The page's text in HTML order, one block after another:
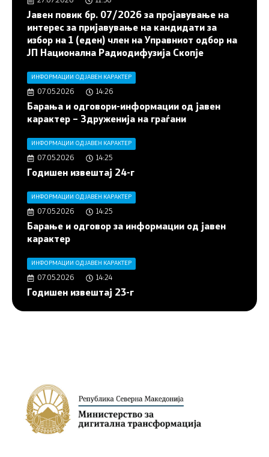
Јавен повик бр. 07/2026 за пројавување на
интерес за пријавување на кандидати за
избор на 1 (еден) член на Управниот одбор на
ЈП Национална Радиодифузија Скопје
ИНФОРМАЦИИ ОД ЈАВЕН КАРАКТЕР
07.05.2026 14:26
Барања и одговори-информации од јавен
карактер – Здруженија на граѓани
ИНФОРМАЦИИ ОД ЈАВЕН КАРАКТЕР
07.05.2026 14:25
Годишен извештај 24-г
ИНФОРМАЦИИ ОД ЈАВЕН КАРАКТЕР
07.05.2026 14:25
Барање и одговор за информации од јавен
карактер
ИНФОРМАЦИИ ОД ЈАВЕН КАРАКТЕР
07.05.2026 14:24
Годишен извештај 23-г